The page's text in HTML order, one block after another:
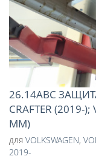
26.14АВС
CRAFTER
ММ)
для VOLKSWAGEN,
2019-